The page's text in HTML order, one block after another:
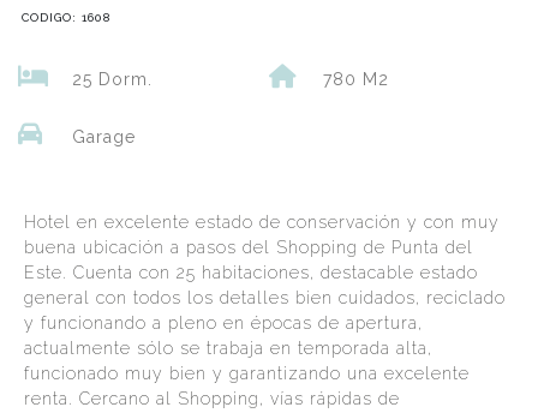
CODIGO: 1608
25 Dorm. 780 M2
Garage
Hotel en excelente estado de conservación y con muy
buena ubicación a pasos del Shopping de Punta del
Este. Cuenta con 25 habitaciones, destacable estado
general con todos los detalles bien cuidados, reciclado
y funcionando a pleno en épocas de apertura,
actualmente sólo se trabaja en temporada alta,
funcionado muy bien y garantizando una excelente
renta. Cercano al Shopping, vías rápidas de